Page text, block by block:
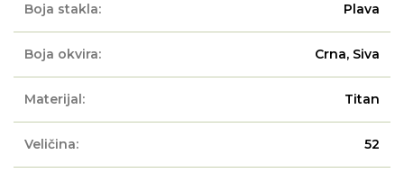
Boja stakla: Plava
Boja okvira: Crna, Siva
Materijal: Titan
Veličina: 52